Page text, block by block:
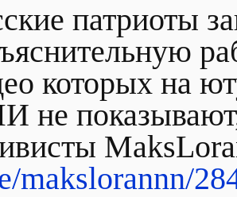
патриоты
которых на
не
makslorannn/